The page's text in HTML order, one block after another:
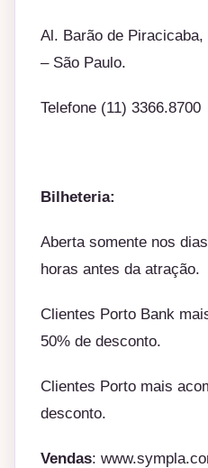
Al. Barão de
– São Paulo.
Telefone (11) 3366.8700
Bilheteria:
Aberta somente nos
horas antes da atração.
Clientes Porto Bank
50% de desconto.
Clientes Porto mais
desconto.
Vendas: